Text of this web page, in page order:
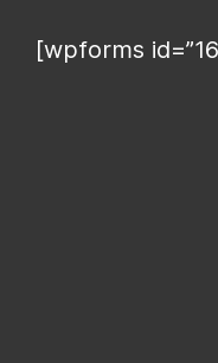
[wpforms